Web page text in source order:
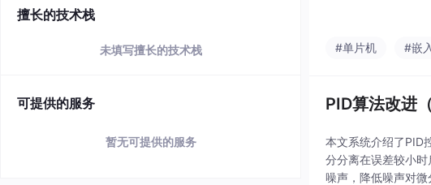
擅长的技术栈
未填写擅长的技术栈
可提供的服务
暂无可提供的服务
#单片机
#嵌
PID算法改进
本文系统介绍了PID
分分离在误差较小
噪声，降低噪声对